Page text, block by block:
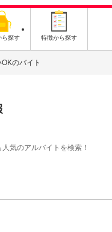
ら探す 特徴から探す
のバイト
気のアルバイトを検索！